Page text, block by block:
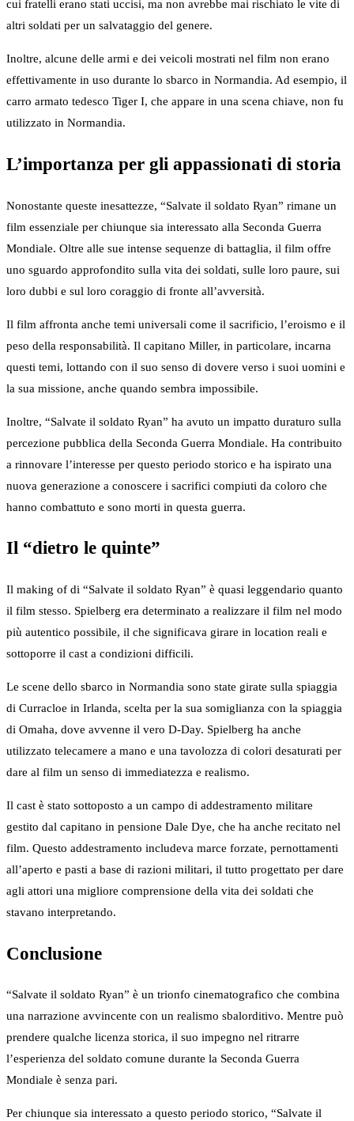
cui fratelli erano stati uccisi, ma non avrebbe mai rischiato le vite di
altri soldati per un salvataggio del genere.
Inoltre, alcune delle armi e dei veicoli mostrati nel film non erano
effettivamente in uso durante lo sbarco in Normandia. Ad esempio, il
carro armato tedesco Tiger I, che appare in una scena chiave, non fu
utilizzato in Normandia.
L’importanza per gli appassionati di storia
Nonostante queste inesattezze, “Salvate il soldato Ryan” rimane un
film essenziale per chiunque sia interessato alla Seconda Guerra
Mondiale. Oltre alle sue intense sequenze di battaglia, il film offre
uno sguardo approfondito sulla vita dei soldati, sulle loro paure, sui
loro dubbi e sul loro coraggio di fronte all’avversità.
Il film affronta anche temi universali come il sacrificio, l’eroismo e il
peso della responsabilità. Il capitano Miller, in particolare, incarna
questi temi, lottando con il suo senso di dovere verso i suoi uomini e
la sua missione, anche quando sembra impossibile.
Inoltre, “Salvate il soldato Ryan” ha avuto un impatto duraturo sulla
percezione pubblica della Seconda Guerra Mondiale. Ha contribuito
a rinnovare l’interesse per questo periodo storico e ha ispirato una
nuova generazione a conoscere i sacrifici compiuti da coloro che
hanno combattuto e sono morti in questa guerra.
Il “dietro le quinte”
Il making of di “Salvate il soldato Ryan” è quasi leggendario quanto
il film stesso. Spielberg era determinato a realizzare il film nel modo
più autentico possibile, il che significava girare in location reali e
sottoporre il cast a condizioni difficili.
Le scene dello sbarco in Normandia sono state girate sulla spiaggia
di Curracloe in Irlanda, scelta per la sua somiglianza con la spiaggia
di Omaha, dove avvenne il vero D-Day. Spielberg ha anche
utilizzato telecamere a mano e una tavolozza di colori desaturati per
dare al film un senso di immediatezza e realismo.
Il cast è stato sottoposto a un campo di addestramento militare
gestito dal capitano in pensione Dale Dye, che ha anche recitato nel
film. Questo addestramento includeva marce forzate, pernottamenti
all’aperto e pasti a base di razioni militari, il tutto progettato per dare
agli attori una migliore comprensione della vita dei soldati che
stavano interpretando.
Conclusione
“Salvate il soldato Ryan” è un trionfo cinematografico che combina
una narrazione avvincente con un realismo sbalorditivo. Mentre può
prendere qualche licenza storica, il suo impegno nel ritrarre
l’esperienza del soldato comune durante la Seconda Guerra
Mondiale è senza pari.
Per chiunque sia interessato a questo periodo storico, “Salvate il